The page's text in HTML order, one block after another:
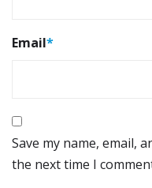
Email*
Save my name, email,
the next time I